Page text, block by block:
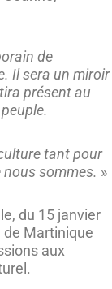
de
Il sera un miroir
présent au
tant pour
sommes. »
du 15 janvier
de Martinique
aux